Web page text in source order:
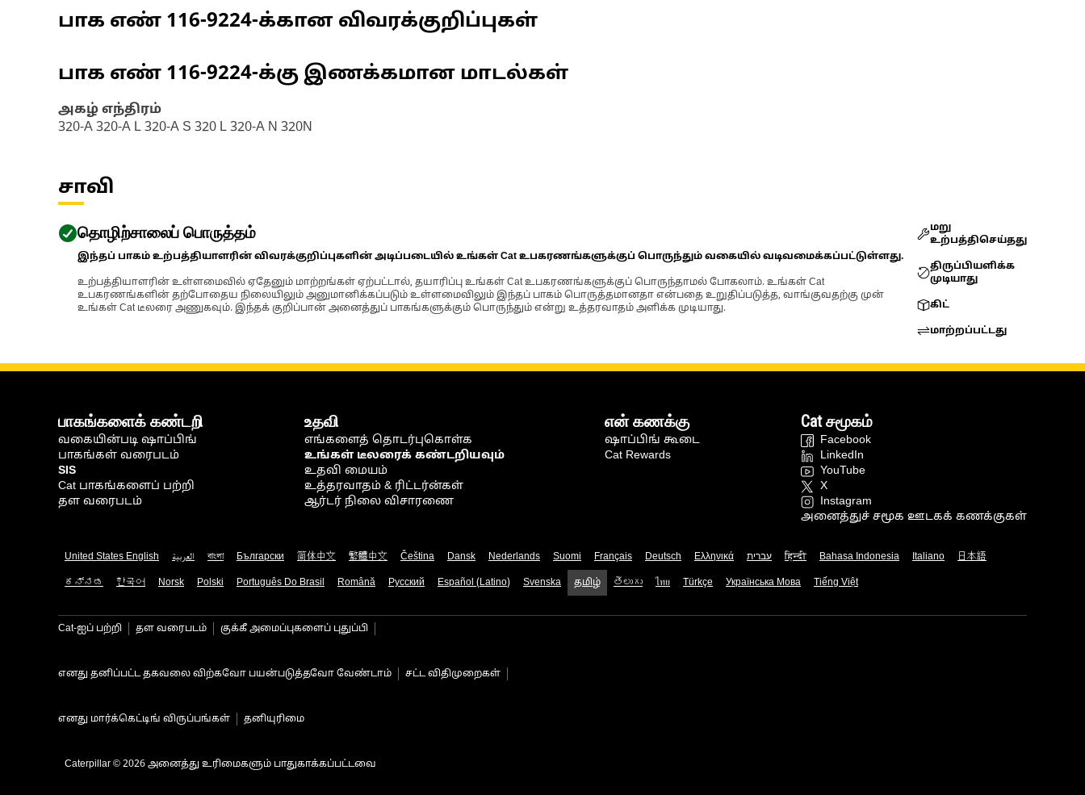
பாக எண் 116-9224-க்கான விவரக்குறிப்புகள்
பாக எண் 116-9224-க்கு இணக்கமான மாடல்கள்
அகழ் எந்திரம்
320-A 320-A L 320-A S 320 L 320-A N 320N
சாவி
தொழிற்சாலைப் பொருத்தம்
இந்தப் பாகம் உற்பத்தியாளரின் விவரக்குறிப்புகளின் அடிப்படையில் உங்கள் Cat உபகரணங்களுக்குப் பொருந்தும் வகையில் வடிவமைக்கப்பட்டுள்ளது.
உற்பத்தியாளரின் உள்ளமைவில் ஏதேனும் மாற்றங்கள் ஏற்பட்டால், தயாரிப்பு உங்கள் Cat உபகரணங்களுக்குப் பொருந்தாமல் போகலாம். உங்கள் Cat
உபகரணங்களின் தற்போதைய நிலையிலும் அனுமானிக்கப்படும் உள்ளமைவிலும் இந்தப் பாகம் பொருத்தமானதா என்பதை உறுதிப்படுத்த, வாங்குவதற்கு முன்
உங்கள் Cat டீலரை அணுகவும். இந்தக் குறிப்பான் அனைத்துப் பாகங்களுக்கும் பொருந்தும் என்று உத்தரவாதம் அளிக்க முடியாது.
மறு
உற்பத்திசெய்தது
திருப்பியளிக்க
முடியாது
கிட்
மாற்றப்பட்டது
பாகங்களைக் கண்டறி
வகையின்படி ஷாப்பிங்
பாகங்கள் வரைபடம்
SIS
Cat பாகங்களைப் பற்றி
தள வரைபடம்
உதவி
எங்களைத் தொடர்புகொள்க
உங்கள் டீலரைக் கண்டறியவும்
உதவி மையம்
உத்தரவாதம் & ரிட்டர்ன்கள்
ஆர்டர் நிலை விசாரணை
என் கணக்கு
ஷாப்பிங் கூடை
Cat Rewards
Cat சமூகம்
Facebook
LinkedIn
YouTube
X
Instagram
அனைத்துச் சமூக ஊடகக் கணக்குகள்
United States English العربية বাংলা Български 简体中文 繁體中文 Čeština Dansk Nederlands Suomi Français Deutsch Ελληνικά עברית हिन्दी Bahasa Indonesia Italiano 日本語
ಕನ್ನಡ 한국어 Norsk Polski Português Do Brasil Română Русский Español (Latino) Svenska தமிழ் తెలుగు ไทย Türkçe Українська Мова Tiếng Việt
Cat-ஐப் பற்றி தள வரைபடம் குக்கீ அமைப்புகளைப் புதுப்பி
எனது தனிப்பட்ட தகவலை விற்கவோ பயன்படுத்தவோ வேண்டாம் சட்ட விதிமுறைகள்
எனது மார்க்கெட்டிங் விருப்பங்கள் தனியுரிமை
Caterpillar © 2026 அனைத்து உரிமைகளும் பாதுகாக்கப்பட்டவை